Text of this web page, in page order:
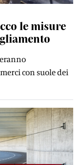
le misure
con suole dei